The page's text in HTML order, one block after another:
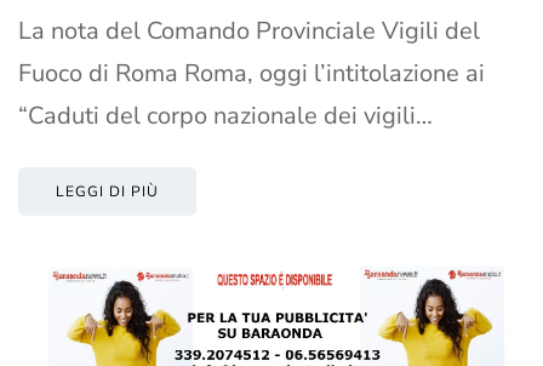
La nota del Comando Provinciale Vigili del
Fuoco di Roma Roma, oggi l’intitolazione ai
“Caduti del corpo nazionale dei vigili…
LEGGI DI PIÙ